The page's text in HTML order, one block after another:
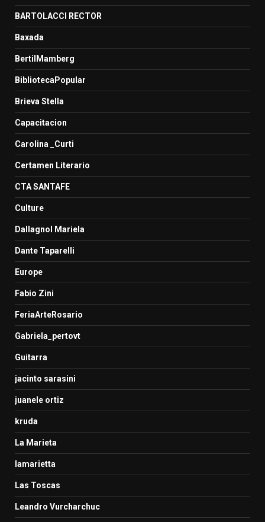
BARTOLACCI RECTOR
Baxada
BertilMamberg
BibliotecaPopular
Brieva Stella
Capacitacion
Carolina _Curti
Certamen Literario
CTA SANTAFE
Culture
Dallagnol Mariela
Dante Taparelli
Europe
Fabio Zini
FeriaArteRosario
Gabriela_pertovt
Guitarra
jacinto sarasini
juanele ortiz
kruda
La Marieta
lamarietta
Las Toscas
Leandro Vurcharchuc